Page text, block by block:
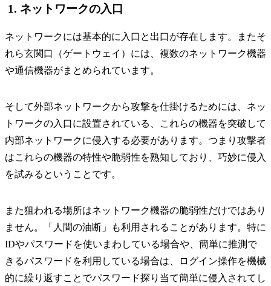
1. ネットワークの入口
ネットワークには基本的に入口と出口が存在します。またそ
れら玄関口（ゲートウェイ）には、複数のネットワーク機器
や通信機器がまとめられています。
そして外部ネットワークから攻撃を仕掛けるためには、ネッ
トワークの入口に設置されている、これらの機器を突破して
内部ネットワークに侵入する必要があります。つまり攻撃者
はこれらの機器の特性や脆弱性を熟知しており、巧妙に侵入
を試みるということです。
また狙われる場所はネットワーク機器の脆弱性だけではあり
ません。「人間の油断」も利用されることがあります。特に
IDやパスワードを使いまわしている場合や、簡単に推測で
きるパスワードを利用している場合は、ログイン操作を機械
的に繰り返すことでパスワード探り当て簡単に侵入されてし